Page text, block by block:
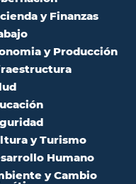
y Finanzas
y Producción
y Turismo
Humano
y Cambio